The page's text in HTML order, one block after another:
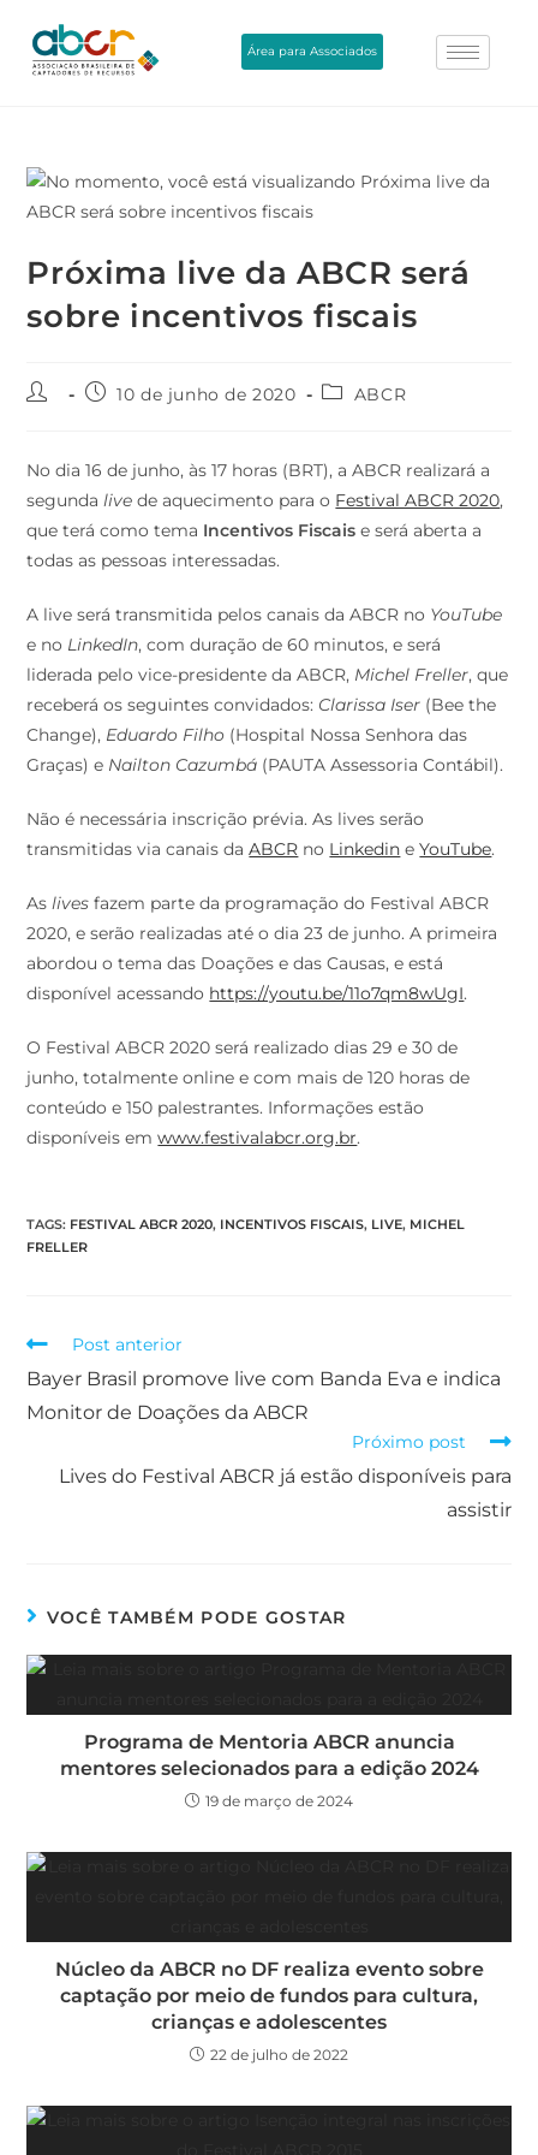
Área para Associados
Próxima live da ABCR será
sobre incentivos fiscais
10 de junho de 2020 ABCR
No dia 16 de junho, às 17 horas (BRT), a ABCR realizará a
segundalive de aquecimento para o Festival ABCR 2020,
que terá como tema Incentivos Fiscais e será aberta a
todas as pessoas interessadas.
A live será transmitida pelos canais da ABCR no YouTube
e no LinkedIn, com duração de 60 minutos, e será
liderada pelo vice-presidente da ABCR, Michel Freller, que
receberá os seguintes convidados: Clarissa Iser (Bee the
Change), Eduardo Filho (Hospital Nossa Senhora das
Graças) e Nailton Cazumbá (PAUTA Assessoria Contábil).
Não é necessária inscrição prévia. As lives serão
transmitidas via canais daABCR no Linkedin eYouTube.
Aslives fazem parte da programação do Festival ABCR
2020, e serão realizadas até o dia 23 de junho. A primeira
abordou o tema das Doações e das Causas, e está
disponível acessando https://youtu.be/11o7qm8wUgI.
O Festival ABCR 2020 será realizado dias 29 e 30 de
junho, totalmente online e com mais de 120 horas de
conteúdo e 150 palestrantes. Informações estão
disponíveis emwww.festivalabcr.org.br.
TAGS: FESTIVAL ABCR 2020, INCENTIVOS FISCAIS, LIVE, MICHEL
FRELLER
Post anterior
Bayer Brasil promove live com Banda Eva e indica
Monitor de Doações da ABCR
Próximo post
Lives do Festival ABCR já estão disponíveis para
assistir
VOCÊ TAMBÉM PODE GOSTAR
Programa de Mentoria ABCR anuncia
mentores selecionados para a edição 2024
19 de março de 2024
Núcleo da ABCR no DF realiza evento sobre
captação por meio de fundos para cultura,
crianças e adolescentes
22 de julho de 2022